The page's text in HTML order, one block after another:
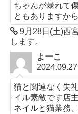
ちゃんが暴れて
ともありますから
9月28日(土)西
します。
よーこ
2024.09.27
猫と関連なく失
イル素敵です店
ネイルと猫業務